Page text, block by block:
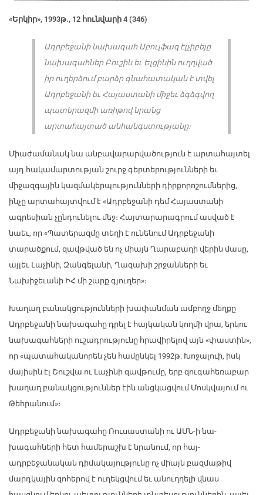
«Երկիր», 1993թ., 12 հունվարի 4 (346)
Ադրբեջանի նախագահ Աբուլֆազ էլչիբեյը
նախագահներ Բուշին եւ Ելցինին ուղղված
իր ուղերձում բարձր գնահատական է տվել
Ադրբեջանի եւ Հայաստանի միջեւ ձգձգվող
պատերազմի առի­թով նրանց
արտահայտած ան­հանգստությանը։
Միաժամանակ նա անբավարարվածություն է արտահայտել
այդ հակամարտության շուրջ գեր­տերությունների եւ
միջազգային կազմակերպությունների դիրքորո­շումներից,
ինչը արտահայտվում է «Ադրբեջանի դեմ Հայաստանի
ագրեսիան չընդունելու մեջ։ Հայտարարագրում ասված է
նաեւ, որ «Պատերազմը տեղի է ունենում Ադրբեջանի
տարածքում, զավթ­ված են ոչ միայն Ղարաբաղի վե­րին մասը,
այլեւ Լաչինի, Զանգելանի, Ղազախի շրջանների եւ
Նախիջեւանի ԻՀ մի շարք գյու­ղեր»։
Խաղաղ բանակցությունների խափանման ամբողջ մեղքը
Ադրբեջանի նախագահը դրել է հայկական կողմի վրա, երկու
նա­խագահների ուշադրությունը հրավիրելով այն «փաստին»,
որ «պա­տահականորեն չեն համընկել 1992թ. Խոջալուի, իսկ
մայիսին էլ Շուշվա ու Լաչինի զավթումը, երբ զուգահեռաբար
խաղաղ բանակ­ցություններ էին անցկացվում Մոսկվայում ու
Թեհրանում»։
Ադրբեջանի նախագահը Ռուսաստանի ու ԱՄՆ-ի նա­
խագահների հետ համերաշխ է նրանում, որ հայ-
ադրբեջանական դիմակայությունը ոչ միայն բազ­մաթիվ
մարդկային զոհերով է ուղեկցվում եւ անուղղելի վնաս